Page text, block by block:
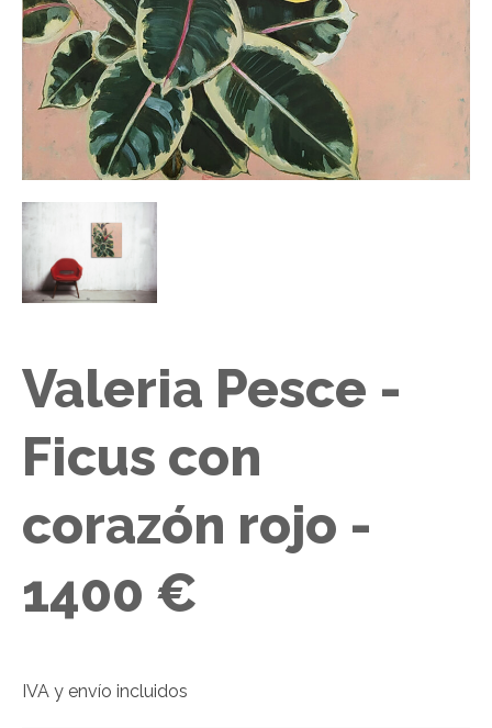
Valeria Pesce -
Ficus con
corazón rojo -
1400 €
IVA y envío incluidos